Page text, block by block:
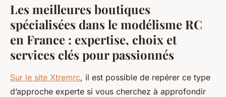
Les meilleures boutiques
spécialisées dans le modélisme RC
en France : expertise, choix et
services clés pour passionnés
Sur le site Xtremrc, il est possible de repérer ce type
d’approche experte si vous cherchez à approfondir